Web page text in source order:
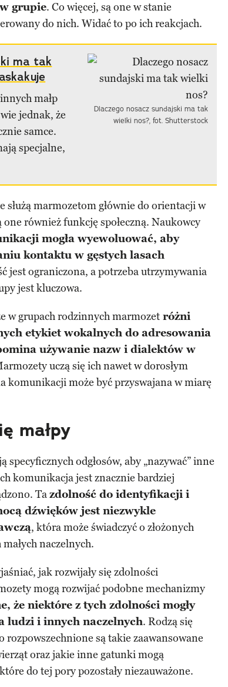
grupie. Co więcej, są one w stanie
do nich. Widać to po ich reakcjach.
ma tak
małp
jednak, że
samce.
specjalne,
Dlaczego nosacz sundajski ma tak
wielki nos?, fot. Shutterstock
służą marmozetom głównie do orientacji w
również funkcję społeczną. Naukowcy
mogła wyewoluować, aby
kontaktu w gęstych lasach
jest ograniczona, a potrzeba utrzymywania
jest kluczowa.
w grupach rodzinnych marmozet różni
etykiet wokalnych do adresowania
używanie nazw i dialektów w
uczą się ich nawet w dorosłym
komunikacji może być przyswajana w miarę
małpy
odgłosów, aby „nazywać” inne
komunikacja jest znacznie bardziej
Tazdolność do identyfikacji i
dźwięków jest niezwykle
, która może świadczyć o złożonych
naczelnych.
jak rozwijały się zdolności
mogą rozwijać podobne mechanizmy
że niektóre z tych zdolności mogły
ludzi i innych naczelnych. Rodzą się
są takie zaawansowane
oraz jakie inne gatunki mogą
do tej pory pozostały niezauważone.